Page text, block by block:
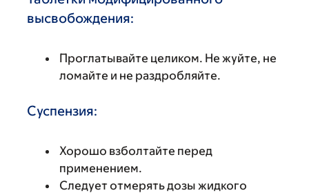
высвобождения:
Проглатывайте целиком. Не жуйте, не
ломайте и не раздробляйте.
Суспензия:
Хорошо взболтайте перед
применением.
Следует отмерять дозы жидкого